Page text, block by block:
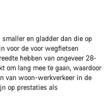
en gladder dan die op
voor de voor wegfietsen
hebben van ongeveer 28-
om lang mee te gaan, waardoor
van woon-werkverkeer in de
op prestaties als